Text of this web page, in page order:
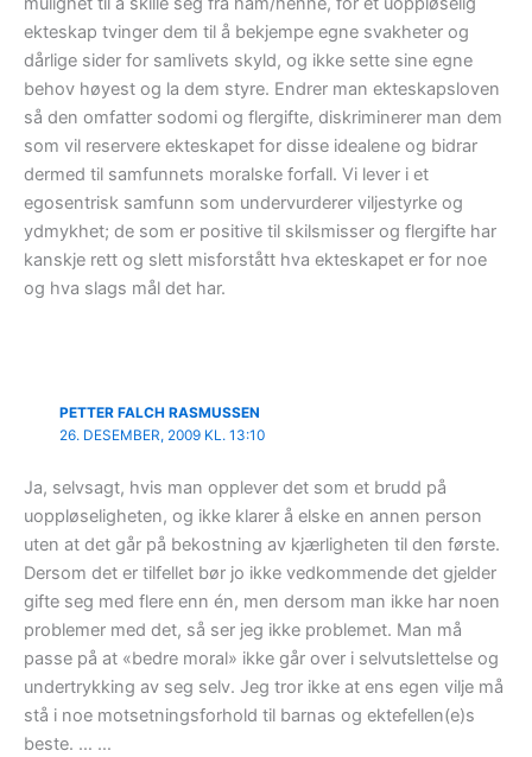
ekteskap tvinger dem til å bekjempe egne svakheter og
dårlige sider for samlivets skyld, og ikke sette sine egne
behov høyest og la dem styre. Endrer man ekteskapsloven
så den omfatter sodomi og flergifte, diskriminerer man dem
som vil reservere ekteskapet for disse idealene og bidrar
dermed til samfunnets moralske forfall. Vi lever i et
egosentrisk samfunn som undervurderer viljestyrke og
ydmykhet; de som er positive til skilsmisser og flergifte har
kanskje rett og slett misforstått hva ekteskapet er for noe
og hva slags mål det har.
PETTER FALCH RASMUSSEN
26. DESEMBER, 2009 KL. 13:10
Ja, selvsagt, hvis man opplever det som et brudd på
uoppløseligheten, og ikke klarer å elske en annen person
uten at det går på bekostning av kjærligheten til den første.
Dersom det er tilfellet bør jo ikke vedkommende det gjelder
gifte seg med flere enn én, men dersom man ikke har noen
problemer med det, så ser jeg ikke problemet. Man må
passe på at «bedre moral» ikke går over i selvutslettelse og
undertrykking av seg selv. Jeg tror ikke at ens egen vilje må
stå i noe motsetningsforhold til barnas og ektefellen(e)s
beste. … …